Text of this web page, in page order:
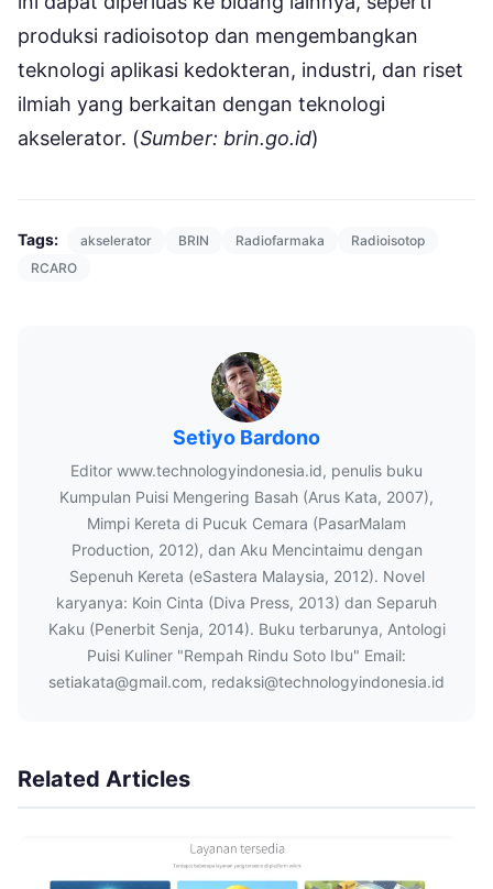
produksi radioisotop dan mengembangkan
teknologi aplikasi kedokteran, industri, dan riset
ilmiah yang berkaitan dengan teknologi
akselerator. (Sumber: brin.go.id)
Tags: akselerator BRIN Radiofarmaka
Radioisotop
RCARO
Setiyo Bardono
Editor www.technologyindonesia.id, penulis buku
Kumpulan Puisi Mengering Basah (Arus Kata, 2007),
Mimpi Kereta di Pucuk Cemara (PasarMalam
Production, 2012), dan Aku Mencintaimu dengan
Sepenuh Kereta (eSastera Malaysia, 2012). Novel
karyanya: Koin Cinta (Diva Press, 2013) dan Separuh
Kaku (Penerbit Senja, 2014). Buku terbarunya, Antologi
Puisi Kuliner "Rempah Rindu Soto Ibu" Email:
setiakata@gmail.com, redaksi@technologyindonesia.id
Related Articles